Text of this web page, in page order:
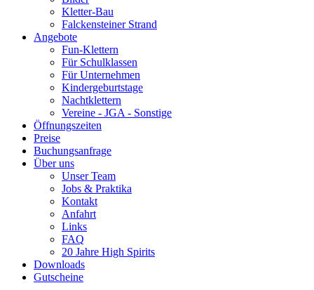
Kletter-Bau
Falckensteiner Strand
Angebote
Fun-Klettern
Für Schulklassen
Für Unternehmen
Kindergeburtstage
Nachtklettern
Vereine - JGA - Sonstige
Öffnungszeiten
Preise
Buchungsanfrage
Über uns
Unser Team
Jobs & Praktika
Kontakt
Anfahrt
Links
FAQ
20 Jahre High Spirits
Downloads
Gutscheine